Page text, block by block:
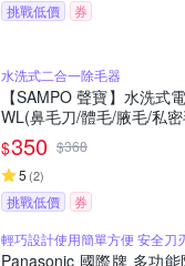
挑戰低價
券
水洗式二合一除毛器
【SAMPO 聲寶】水洗式
WL(鼻毛刀/體毛/腋毛/私
$350 $368
5 (2)
挑戰低價
券
輕巧設計使用簡單方便 安全刀
Panasonic 國際牌 多功